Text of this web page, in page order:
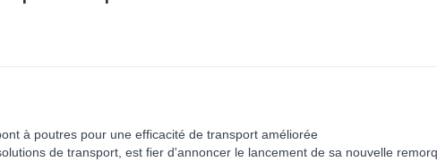
à poutres pour une efficacité de transport améliorée
de transport, est fier d'annoncer le lancement de sa nouvelle